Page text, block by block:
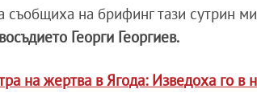
съобщиха на брифинг тази сутрин
Георги Георгиев.
на жертва в Ягода: Изведоха го